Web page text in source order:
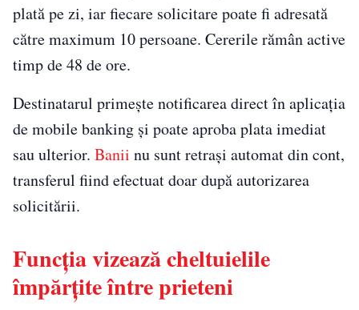
plată pe zi, iar fiecare solicitare poate fi adresată
către maximum 10 persoane. Cererile rămân active
timp de 48 de ore.
Destinatarul primește notificarea direct în aplicația
de mobile banking și poate aproba plata imediat
sau ulterior. Banii nu sunt retrași automat din cont,
transferul fiind efectuat doar după autorizarea
solicitării.
Funcția vizează cheltuielile
împărțite între prieteni